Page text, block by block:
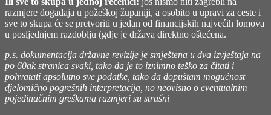
razmjere događaja u požeškoj županiji, a osobito u upravi za ceste i
sve to skupa će se pretvoriti u jedan od financijskih najvećih lomova
u posljednjem razdoblju (gdje je država direktno oštećena.
p.s. dokumentacija državne revizije je smještena u dva izvještaja na
po 60ak stranica svaki, tako da je to iznimno teško za čitati i
pohvatati apsolutno sve podatke, tako da dopuštam mogućnost
djelomično pogrešnih interpretacija, no neovisno o eventualnim
pojedinačnim greškama razmjeri su strašni